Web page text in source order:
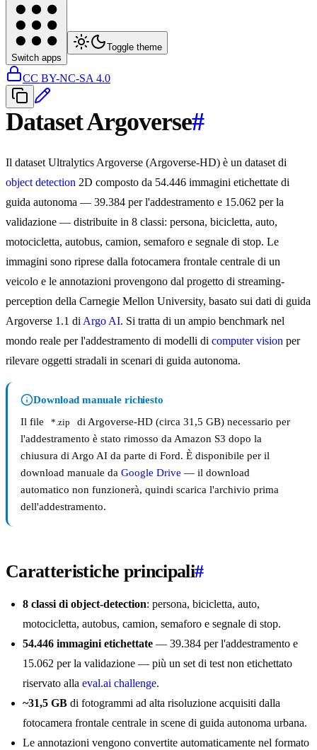
Switch apps
Toggle theme
CC BY-NC-SA 4.0
Dataset Argoverse#
Il dataset Ultralytics Argoverse (Argoverse-HD) è un dataset di
object detection 2D composto da 54.446 immagini etichettate di
guida autonoma — 39.384 per l'addestramento e 15.062 per la
validazione — distribuite in 8 classi: persona, bicicletta, auto,
motocicletta, autobus, camion, semaforo e segnale di stop. Le
immagini sono riprese dalla fotocamera frontale centrale di un
veicolo e le annotazioni provengono dal progetto di streaming-
perception della Carnegie Mellon University, basato sui dati di guida
Argoverse 1.1 di Argo AI. Si tratta di un ampio benchmark nel
mondo reale per l'addestramento di modelli di computer vision per
rilevare oggetti stradali in scenari di guida autonoma.
Download manuale richiesto
Il file
*.zip
di Argoverse-HD (circa 31,5 GB) necessario per
l'addestramento è stato rimosso da Amazon S3 dopo la
chiusura di Argo AI da parte di Ford. È disponibile per il
download manuale da Google Drive — il download
automatico non funzionerà, quindi scarica l'archivio prima
dell'addestramento.
Caratteristiche principali#
8 classi di object-detection: persona, bicicletta, auto,
motocicletta, autobus, camion, semaforo e segnale di stop.
54.446 immagini etichettate — 39.384 per l'addestramento e
15.062 per la validazione — più un set di test non etichettato
riservato alla eval.ai challenge.
~31,5 GB di fotogrammi ad alta risoluzione acquisiti dalla
fotocamera frontale centrale in scene di guida autonoma urbana.
Le annotazioni vengono convertite automaticamente nel formato